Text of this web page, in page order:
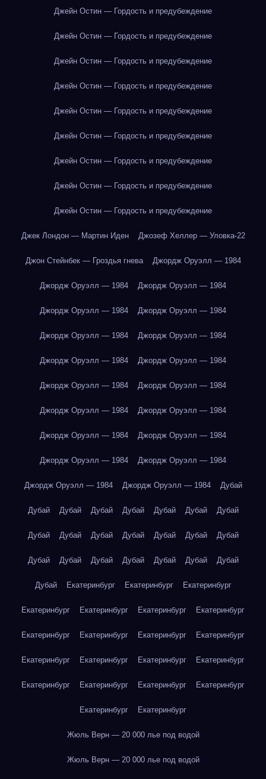
Джейн Остин — Гордость и предубеждение
Джейн Остин — Гордость и предубеждение
Джейн Остин — Гордость и предубеждение
Джейн Остин — Гордость и предубеждение
Джейн Остин — Гордость и предубеждение
Джейн Остин — Гордость и предубеждение
Джейн Остин — Гордость и предубеждение
Джейн Остин — Гордость и предубеждение
Джейн Остин — Гордость и предубеждение
Джек Лондон — Мартин Иден Джозеф Хеллер — Уловка-22
Джон Стейнбек — Гроздья гнева Джордж Оруэлл — 1984
Джордж Оруэлл — 1984 Джордж Оруэлл — 1984
Джордж Оруэлл — 1984 Джордж Оруэлл — 1984
Джордж Оруэлл — 1984 Джордж Оруэлл — 1984
Джордж Оруэлл — 1984 Джордж Оруэлл — 1984
Джордж Оруэлл — 1984 Джордж Оруэлл — 1984
Джордж Оруэлл — 1984 Джордж Оруэлл — 1984
Джордж Оруэлл — 1984 Джордж Оруэлл — 1984
Джордж Оруэлл — 1984 Джордж Оруэлл — 1984
Джордж Оруэлл — 1984 Джордж Оруэлл — 1984 Дубай
Дубай Дубай Дубай Дубай Дубай Дубай Дубай
Дубай Дубай Дубай Дубай Дубай Дубай Дубай
Дубай Дубай Дубай Дубай Дубай Дубай Дубай
Дубай Екатеринбург Екатеринбург Екатеринбург
Екатеринбург Екатеринбург Екатеринбург Екатеринбург
Екатеринбург Екатеринбург Екатеринбург Екатеринбург
Екатеринбург Екатеринбург Екатеринбург Екатеринбург
Екатеринбург Екатеринбург Екатеринбург Екатеринбург
Екатеринбург Екатеринбург
Жюль Верн — 20 000 лье под водой
Жюль Верн — 20 000 лье под водой